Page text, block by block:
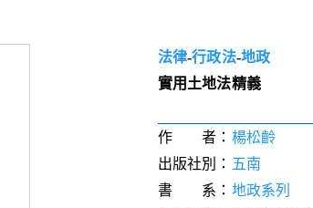
法律-行政法-地政
實用土地法精義
作 者： 楊松齡
出版社別： 五南
書 系： 地政系列